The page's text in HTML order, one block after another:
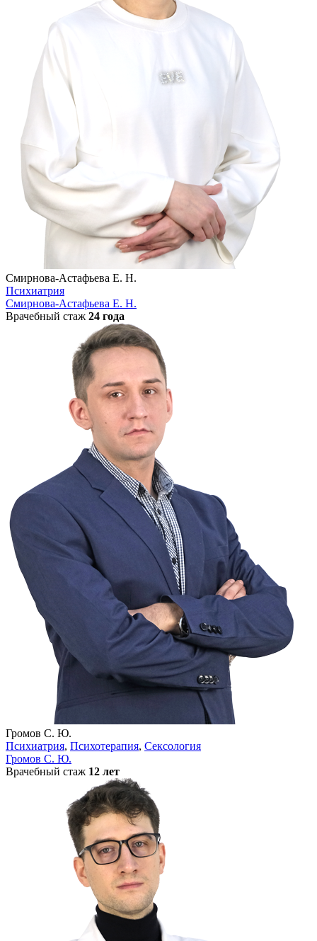
Смирнова-Астафьева Е. Н.
Психиатрия
Смирнова-Астафьева Е. Н.
Врачебный стаж 24 года
Громов С. Ю.
Психиатрия, Психотерапия, Сексология
Громов С. Ю.
Врачебный стаж 12 лет